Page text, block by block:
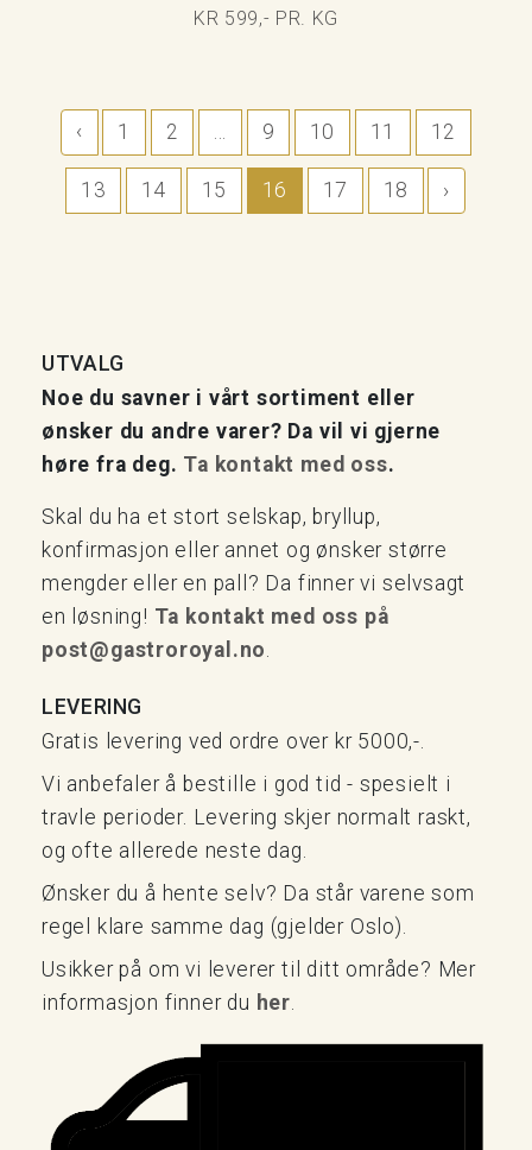
KR 599,- PR. KG
‹ 1 2 9 10 11 12
13 14 15 16 17 18 ›
UTVALG
Noe du savner i vårt sortiment eller
ønsker du andre varer? Da vil vi gjerne
høre fra deg. Ta kontakt med oss.
Skal du ha et stort selskap, bryllup,
konfirmasjon eller annet og ønsker større
mengder eller en pall? Da finner vi selvsagt
en løsning! Ta kontakt med oss på
post@gastroroyal.no
LEVERING
Gratis levering ved ordre over kr 5000,-.
Vi anbefaler å bestille i god tid - spesielt i
travle perioder. Levering skjer normalt raskt,
og ofte allerede neste dag.
Ønsker du å hente selv? Da står varene som
regel klare samme dag (gjelder Oslo).
Usikker på om vi leverer til ditt område? Mer
informasjon finner du her